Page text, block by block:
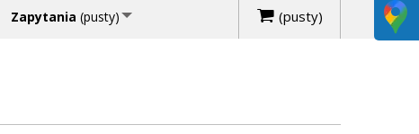
(pusty)
Zapytania (pusty)